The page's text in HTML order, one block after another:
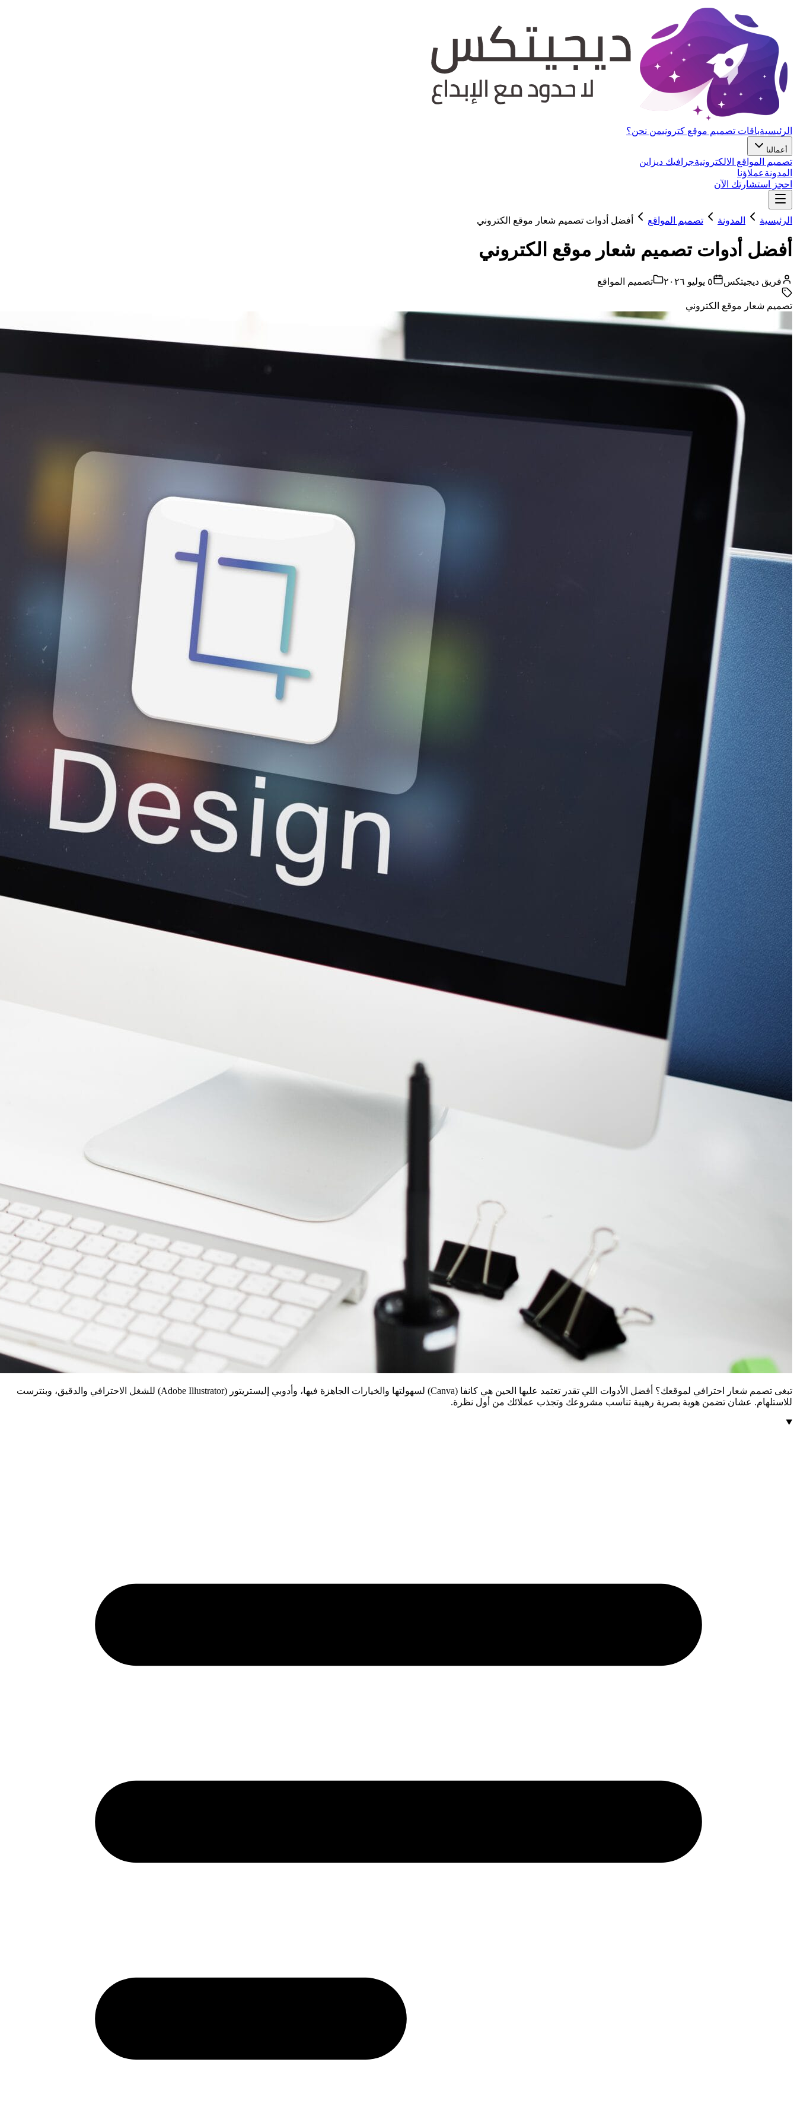
الرئيسيةباقات تصميم موقع كترونيمن نحن؟
أعمالنا
تصميم المواقع الالكترونيةجرافيك ديزاين
المدونةعملاؤنا
احجز استشارتك الآن
الرئيسية المدونة تصميم المواقع أفضل أدوات تصميم شعار موقع الكتروني
أفضل أدوات تصميم شعار موقع الكتروني
فريق ديجيتكس ٥ يوليو ٢٠٢٦ تصميم المواقع
تصميم شعار موقع الكتروني
تبغى تصمم شعار احترافي لموقعك؟ أفضل الأدوات اللي تقدر تعتمد عليها الحين هي كانفا (Canva) لسهولتها والخيارات الجاهزة فيها، وأدوبي إليستريتور (Adobe Illustrator) للشغل الاحترافي والدقيق، وبنترست
للاستلهام. عشان تضمن هوية بصرية رهيبة تناسب مشروعك وتجذب عملائك من أول نظرة.